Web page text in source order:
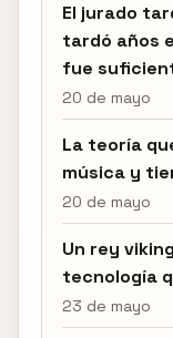
El jurado
tardó años
fue
20 de mayo
La teoría
música y
20 de mayo
Un rey
tecnología
23 de mayo